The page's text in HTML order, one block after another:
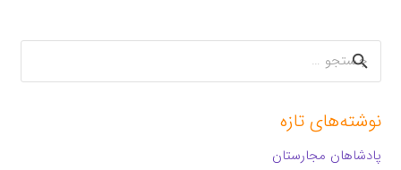
جستجو
برای:
نوشته‌های تازه
پادشاهان مجارستان